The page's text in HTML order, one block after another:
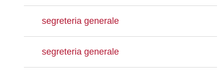
segreteria generale
segreteria generale